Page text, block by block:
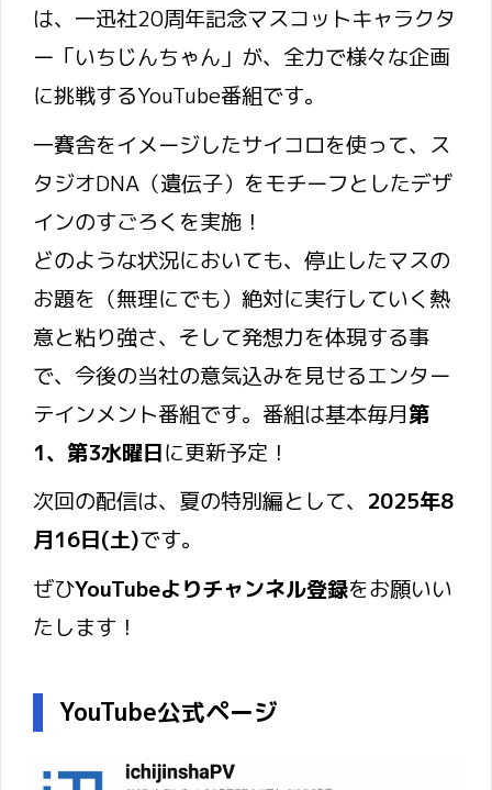
は、一迅社20周年記念マスコットキャラクタ
ー「いちじんちゃん」が、全力で様々な企画
に挑戦するYouTube番組です。
一賽舎をイメージしたサイコロを使って、ス
タジオDNA（遺伝子）をモチーフとしたデザ
インのすごろくを実施！
どのような状況においても、停止したマスの
お題を（無理にでも）絶対に実行していく熱
意と粘り強さ、そして発想力を体現する事
で、今後の当社の意気込みを見せるエンター
テインメント番組です。番組は基本毎月第
1、第3水曜日に更新予定！
次回の配信は、夏の特別編として、 2025年8
月16日(土)です。
ぜひYouTubeよりチャンネル登録をお願いい
たします！
YouTube公式ページ